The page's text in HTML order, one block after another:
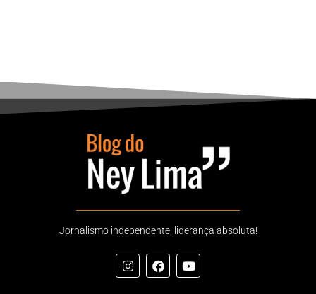
Jornalismo independente, liderança absoluta!